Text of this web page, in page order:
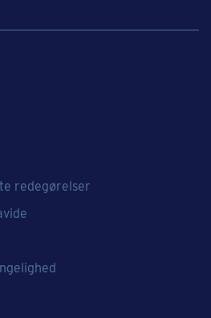
redegørelser